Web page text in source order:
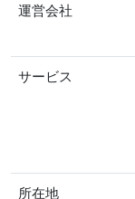
運営会社
サービス
所在地